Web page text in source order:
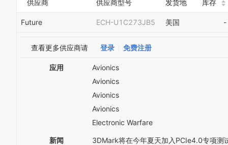
供应商 供应商型号 发货地 库存
Future ECH-U1C273JB5 美国 -
查看更多供应商请 登录 免费注册
应用
Avionics
Avionics
Avionics
Avionics
Electronic Warfare
新闻
3DMark将在今年夏天加入PCIe4.0专项测